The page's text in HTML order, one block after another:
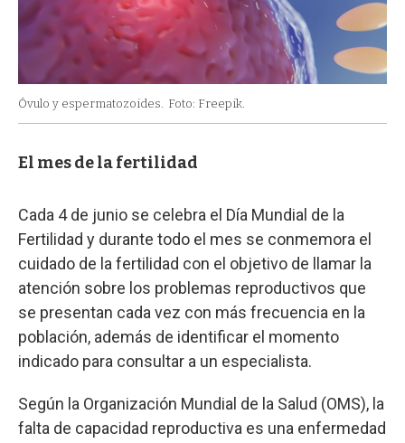
Óvulo y espermatozoides. Foto: Freepik.
El mes de la fertilidad
Cada 4 de junio se celebra el Día Mundial de la
Fertilidad y durante todo el mes se conmemora el
cuidado de la fertilidad con el objetivo de llamar la
atención sobre los problemas reproductivos que
se presentan cada vez con más frecuencia en la
población, además de identificar el momento
indicado para consultar a un especialista.
Según la Organización Mundial de la Salud (OMS), la
falta de capacidad reproductiva es una enfermedad